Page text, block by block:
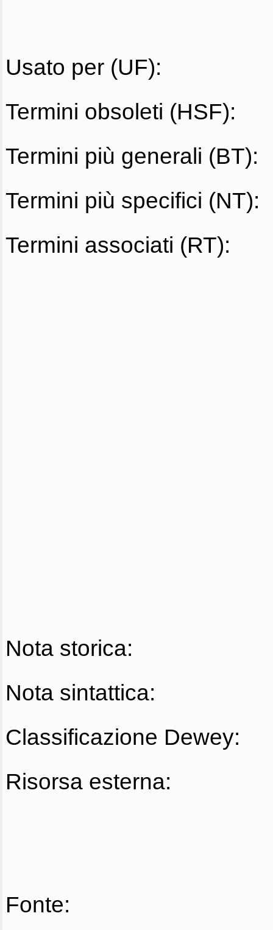
Usato per (UF):
Termini obsoleti (HSF):
Termini più generali (BT):
Termini più specifici (NT):
Termini associati (RT):
Nota storica:
Nota sintattica:
Classificazione Dewey:
Risorsa esterna:
Fonte: